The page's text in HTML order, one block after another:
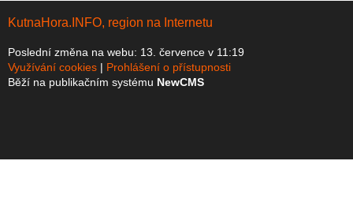
KutnaHora.INFO, region na Internetu
Poslední změna na webu: 13. července v 11:19
Využívání cookies
Prohlášení o přístupnosti
Běží na publikačním systému NewCMS